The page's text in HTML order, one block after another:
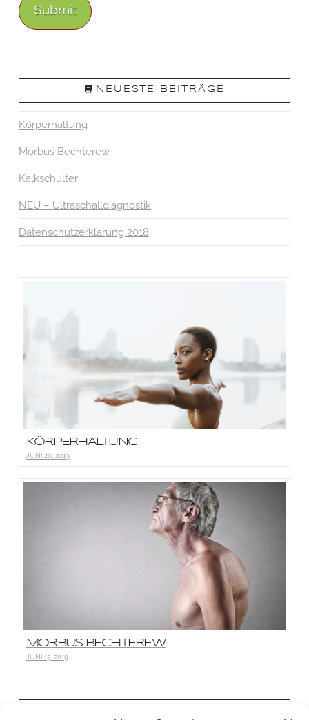
NEUESTE BEITRÄGE
Körperhaltung
Morbus Bechterew
Kalkschulter
NEU – Ultraschalldiagnostik
Datenschutzerklärung 2018
KÖRPERHALTUNG
JUNI 20, 2019
MORBUS BECHTEREW
JUNI 13, 2019